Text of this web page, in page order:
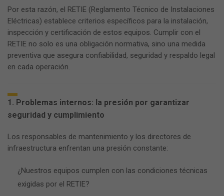
Por esta razón, el RETIE (Reglamento Técnico de Instalaciones
Eléctricas) establece criterios específicos para la instalación,
inspección y certificación de estos equipos. Cumplir con el
RETIE no solo es una obligación normativa, sino una medida
preventiva que asegura confiabilidad, seguridad y respaldo legal
en cada operación.
1. Problemas internos: la presión por garantizar
seguridad y cumplimiento
Los responsables de mantenimiento y los directores de
infraestructura enfrentan una presión constante:
¿Nuestros equipos cumplen con las condiciones técnicas
exigidas por el RETIE?